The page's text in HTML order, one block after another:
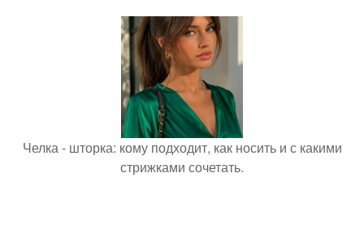
Челка - шторка: кому подходит, как носить и с какими
стрижками сочетать.